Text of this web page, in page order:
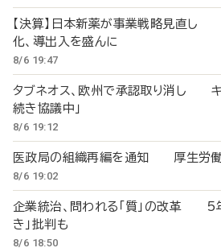
【決算】日本新薬が事業戦略見直
化、導出入を盛んに
8/6 19:47
タブネオス、欧州で承認取り消し キ
続き協議中」
8/6 19:12
医政局の組織再編を通知 厚生労働
8/6 19:02
企業統治、問われる「質」の改革 5
き」批判も
8/6 18:50